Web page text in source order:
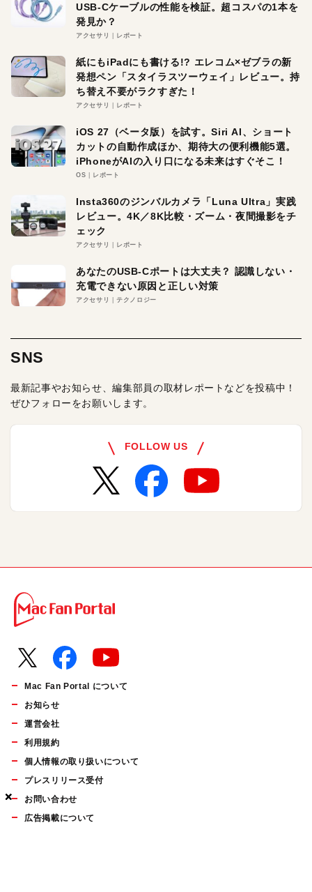
×
×
×
USB-Cケーブルの性能を検証。超コスパの1本を
発見か？
アクセサリ レポート
紙にもiPadにも書ける!? エレコム×ゼブラの新
発想ペン「スタイラスツーウェイ」レビュー。持
ち替え不要がラクすぎた！
アクセサリ レポート
iOS 27（ベータ版）を試す。Siri AI、ショート
カットの自動作成ほか、期待大の便利機能5選。
iPhoneがAIの入り口になる未来はすぐそこ！
OS レポート
Insta360のジンバルカメラ「Luna Ultra」実践
レビュー。4K／8K比較・ズーム・夜間撮影をチ
ェック
アクセサリ レポート
あなたのUSB-Cポートは大丈夫？ 認識しない・
充電できない原因と正しい対策
アクセサリ テクノロジー
SNS
最新記事やお知らせ、編集部員の取材レポートなどを投稿中！
ぜひフォローをお願いします。
FOLLOW US
Mac Fan Portal について
お知らせ
運営会社
利用規約
個人情報の取り扱いについて
プレスリリース受付
お問い合わせ
広告掲載について